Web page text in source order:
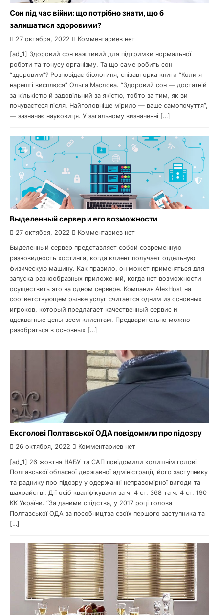
Cон під час війни: що потрібно знати, що б
залишатися здоровими?
27 октября, 2022 Комментариев нет
[ad_1] Здоровий сон важливий для підтримки нормальної
роботи та тонусу організму. Та що саме робить сон
“здоровим”? Розповідає біологиня, співавторка книги “Коли я
нарешті висплюся” Ольга Маслова. “Здоровий сон — достатній
за кількістю й задовільний за якістю, тобто за тим, як ви
почуваєтеся після. Найголовніше мірило — ваше самопочуття”,
— зазначає науковиця. У загальному визначенні […]
Выделенный сервер и его возможности
27 октября, 2022 Комментариев нет
Выделенный сервер представляет собой современную
разновидность хостинга, когда клиент получает отдельную
физическую машину. Как правило, он может применяться для
запуска разнообразных приложений, когда нет возможности
осуществить это на одном сервере. Компания AlexHost на
соответствующем рынке услуг считается одним из основных
игроков, который предлагает качественный сервис и
адекватные цены всем клиентам. Предварительно можно
разобраться в основных […]
Ексголові Полтавської ОДА повідомили про підозру
26 октября, 2022 Комментариев нет
[ad_1] 26 жовтня НАБУ та САП повідомили колишнім голові
Полтавської обласної державної адміністрації, його заступнику
та раднику про підозру у одержанні неправомірної вигоди та
шахрайстві. Дії осіб кваліфікували за ч. 4 ст. 368 та ч. 4 ст. 190
КК України. “За даними слідства, у 2017 році голова
Полтавської ОДА за пособництва своїх першого заступника та
[…]